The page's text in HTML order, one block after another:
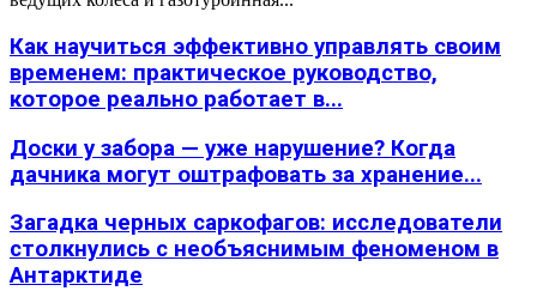
Как научиться эффективно управлять своим
временем: практическое руководство,
которое реально работает в...
Доски у забора — уже нарушение? Когда
дачника могут оштрафовать за хранение...
Загадка черных саркофагов: исследователи
столкнулись с необъяснимым феноменом в
Антарктиде